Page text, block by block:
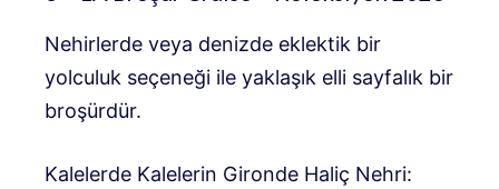
Nehirlerde veya denizde eklektik bir
yolculuk seçeneği ile yaklaşık elli sayfalık bir
broşürdür.
Kalelerde Kalelerin Gironde Haliç Nehri: